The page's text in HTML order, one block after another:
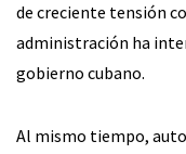
de creciente tensión
administración ha
gobierno cubano.
Al mismo tiempo,